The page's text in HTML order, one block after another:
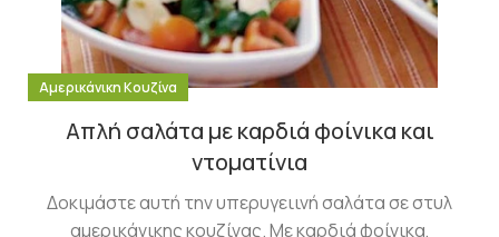
Αμερικάνικη Κουζίνα
Απλή σαλάτα με καρδιά φοίνικα και
ντοματίνια
Δοκιμάστε αυτή την υπερυγειινή σαλάτα σε στυλ
αμερικάνικης κουζίνας. Με καρδιά φοίνικα,